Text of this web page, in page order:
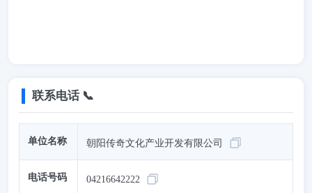
联系电话 📞
单位名称 朝阳传奇文化产业开发有限公司
电话号码 04216642222